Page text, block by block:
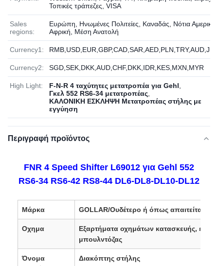
Τοπικές τράπεζες, VISA
Sales
regions:
Ευρώπη, Ηνωμένες Πολιτείες, Καναδάς, Νότια Αμερική,
Αφρική, Μέση Ανατολή
Currency1: RMB,USD,EUR,GBP,CAD,SAR,AED,PLN,TRY,AUD,JPY
Currency2: SGD,SEK,DKK,AUD,CHF,DKK,IDR,KES,MXN,MYR
High Light: F-N-R 4 ταχύτητες μετατροπέα για Gehl
Γκελ 552 RS6-34 μετατροπέας
ΚΑΛΟΝΙΚΗ ΕΣΚΛΗΨΗ Μετατροπέας στήλης με
εγγύηση
Περιγραφή προϊόντος
FNR 4 Speed ​​Shifter L69012 για Gehl 552
RS6-34 RS6-42 RS8-44 DL6-DL8-DL10-DL12
Μάρκα GOLLAR/Ουδέτερο ή όπως απαιτείται
Οχημα
Εξαρτήματα οχημάτων κατασκευής,
μπουλντόζας
Όνομα
Διακόπτης στήλης